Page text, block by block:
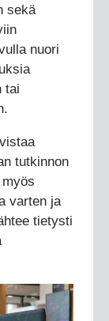
sekä
nuori
tai
tutkinnon
varten ja
tietysti